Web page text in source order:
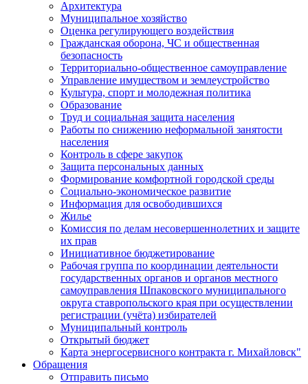
Архитектура
Муниципальное хозяйство
Оценка регулирующего воздействия
Гражданская оборона, ЧС и общественная
безопасность
Территориально-общественное самоуправление
Управление имуществом и землеустройство
Культура, спорт и молодежная политика
Образование
Труд и социальная защита населения
Работы по снижению неформальной занятости
населения
Контроль в сфере закупок
Защита персональных данных
Формирование комфортной городской среды
Социально-экономическое развитие
Информация для освободившихся
Жилье
Комиссия по делам несовершеннолетних и защите
их прав
Инициативное бюджетирование
Рабочая группа по координации деятельности
государственных органов и органов местного
самоуправления Шпаковского муниципального
округа ставропольского края при осуществлении
регистрации (учёта) избирателей
Муниципальный контроль
Открытый бюджет
Карта энергосервисного контракта г. Михайловск"
Обращения
Отправить письмо